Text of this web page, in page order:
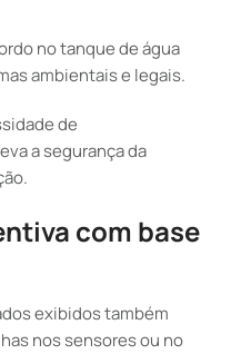
no tanque de água
ambientais e legais.
de
a segurança da
com base
exibidos também
nos sensores ou no